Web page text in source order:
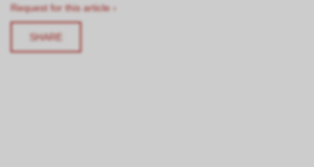
Request for this article ›
SHARE